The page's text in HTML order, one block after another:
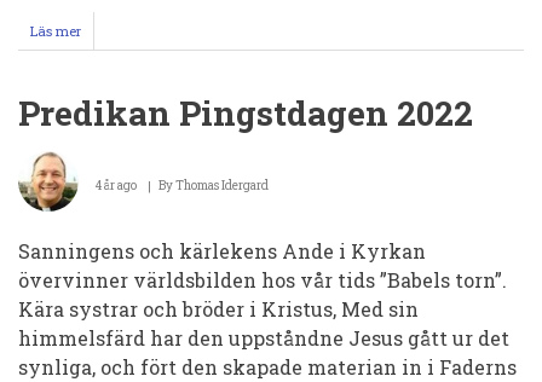
Läs mer
Predikan
Predikan Pingstdagen 2022
4 år ago ByThomas Idergard
Sanningens och kärlekens Ande i Kyrkan
övervinner världsbilden hos vår tids ”Babels torn”.
Kära systrar och bröder i Kristus, Med sin
himmelsfärd har den uppståndne Jesus gått ur det
synliga, och fört den skapade materian in i Faderns